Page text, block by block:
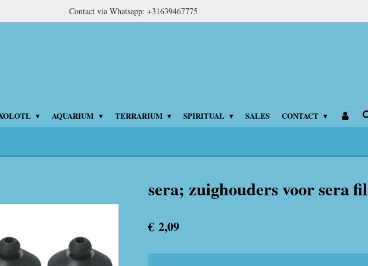
Contact via Whatsapp: +31639467775
AQUARIUM TERRARIUM SPIRITUAL SALES CONTACT
sera; zuighouders voor sera fil
€ 2,09